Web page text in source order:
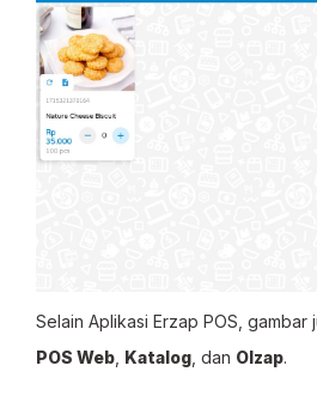
Selain Aplikasi Erzap POS, gambar
POS Web Katalog , dan Olzap.